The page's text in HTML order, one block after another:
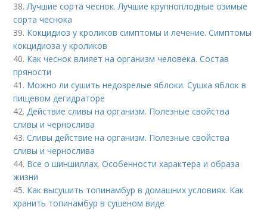
38.Лучшие сорта чеснок. Лучшие крупноплодные озимые
сорта чеснока
39. Кокцидиоз у кроликов симптомы и лечение. Симптомы
кокцидиоза у кроликов
40. Как чеснок влияет на организм человека. Состав
пряности
41. Можно ли сушить недозрелые яблоки. Сушка яблок в
пищевом дегидраторе
42.Действие сливы на организм. Полезные свойства
сливы и чернослива
43.Сливы действие на организм. Полезные свойства
сливы и чернослива
44. Все о шиншиллах. Особенности характера и образа
жизни
45. Как высушить топинамбур в домашних условиях. Как
хранить топинамбур в сушеном виде